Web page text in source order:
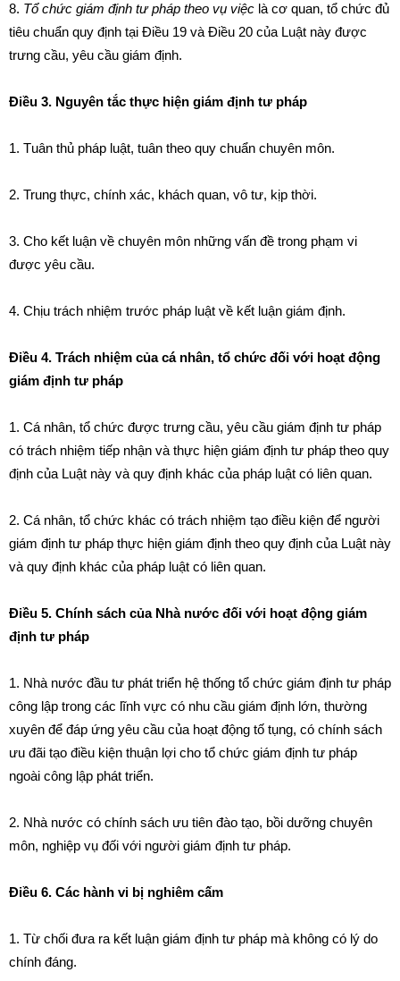
8. Tổ chức giám định tư pháp theo vụ việc là cơ quan, tổ chức đủ
tiêu chuẩn quy định tại Điều 19 và Điều 20 của Luật này được
trưng cầu, yêu cầu giám định.
Điều 3. Nguyên tắc thực hiện giám định tư pháp
1. Tuân thủ pháp luật, tuân theo quy chuẩn chuyên môn.
2. Trung thực, chính xác, khách quan, vô tư, kịp thời.
3. Cho kết luận về chuyên môn những vấn đề trong phạm vi
được yêu cầu.
4. Chịu trách nhiệm trước pháp luật về kết luận giám định.
Điều 4. Trách nhiệm của cá nhân, tổ chức đối với hoạt động
giám định tư pháp
1. Cá nhân, tổ chức được trưng cầu, yêu cầu giám định tư pháp
có trách nhiệm tiếp nhận và thực hiện giám định tư pháp theo quy
định của Luật này và quy định khác của pháp luật có liên quan.
2. Cá nhân, tổ chức khác có trách nhiệm tạo điều kiện để người
giám định tư pháp thực hiện giám định theo quy định của Luật này
và quy định khác của pháp luật có liên quan.
Điều 5. Chính sách của Nhà nước đối với hoạt động giám
định tư pháp
1. Nhà nước đầu tư phát triển hệ thống tổ chức giám định tư pháp
công lập trong các lĩnh vực có nhu cầu giám định lớn, thường
xuyên để đáp ứng yêu cầu của hoạt động tố tụng, có chính sách
ưu đãi tạo điều kiện thuận lợi cho tổ chức giám định tư pháp
ngoài công lập phát triển.
2. Nhà nước có chính sách ưu tiên đào tạo, bồi dưỡng chuyên
môn, nghiệp vụ đối với người giám định tư pháp.
Điều 6. Các hành vi bị nghiêm cấm
1. Từ chối đưa ra kết luận giám định tư pháp mà không có lý do
chính đáng.